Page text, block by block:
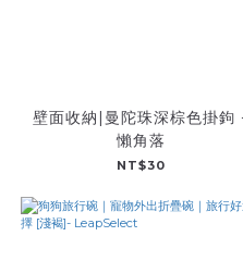
壁面收納|曼陀珠深棕色掛鉤
懶角落
NT$30